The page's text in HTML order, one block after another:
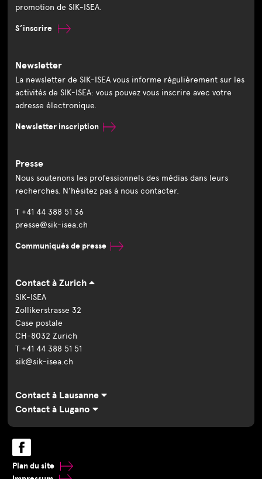
promotion de SIK-ISEA.
S’inscrire
Newsletter
La newsletter de SIK-ISEA vous informe régulièrement sur les
activités de SIK-ISEA: vous pouvez vous inscrire avec votre
adresse électronique.
Newsletter inscription
Presse
Nous soutenons les professionnels des médias dans leurs
recherches. N’hésitez pas à nous contacter.
T +41 44 388 51 36
presse@sik-isea.ch
Communiqués de presse
Contact à Zurich
SIK-ISEA
Zollikerstrasse 32
Case postale
CH-8032 Zurich
T +41 44 388 51 51
sik@sik-isea.ch
Contact à Lausanne
Contact à Lugano
Plan du site